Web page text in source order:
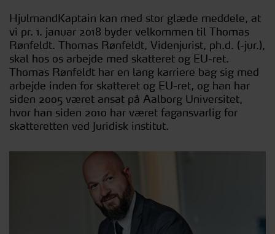
HjulmandKaptain kan med stor glæde meddele, at
vi pr. 1. januar 2018 byder velkommen til Thomas
Rønfeldt. Thomas Rønfeldt, Videnjurist, ph.d. (-jur.),
skal hos os arbejde med skatteret og EU-ret.
Thomas Rønfeldt har en lang karriere bag sig med
arbejde inden for skatteret og EU-ret, og han har
siden 2005 været ansat på Aalborg Universitet,
hvor han siden 2010 har været fagansvarlig for
skatteretten ved Juridisk institut.